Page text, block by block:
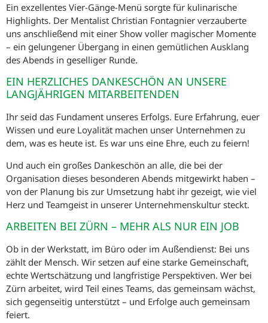
Ein exzellentes Vier-Gänge-Menü sorgte für kulinarische
Highlights. Der Mentalist Christian Fontagnier verzauberte
uns anschließend mit einer Show voller magischer Momente
– ein gelungener Übergang in einen gemütlichen Ausklang
des Abends in geselliger Runde.
EIN HERZLICHES DANKESCHÖN AN UNSERE
LANGJÄHRIGEN MITARBEITENDEN
Ihr seid das Fundament unseres Erfolgs. Eure Erfahrung, euer
Wissen und eure Loyalität machen unser Unternehmen zu
dem, was es heute ist. Es war uns eine Ehre, euch zu feiern!
Und auch ein großes Dankeschön an alle, die bei der
Organisation dieses besonderen Abends mitgewirkt haben –
von der Planung bis zur Umsetzung habt ihr gezeigt, wie viel
Herz und Teamgeist in unserer Unternehmenskultur steckt.
ARBEITEN BEI ZÜRN – MEHR ALS NUR EIN JOB
Ob in der Werkstatt, im Büro oder im Außendienst: Bei uns
zählt der Mensch. Wir setzen auf eine starke Gemeinschaft,
echte Wertschätzung und langfristige Perspektiven. Wer bei
Zürn arbeitet, wird Teil eines Teams, das gemeinsam wächst,
sich gegenseitig unterstützt – und Erfolge auch gemeinsam
feiert.